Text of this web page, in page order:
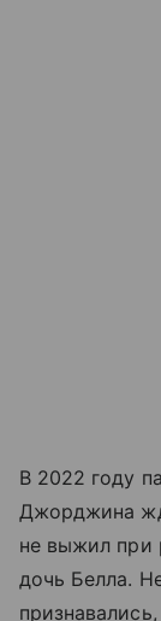
В 2022 году
Джорджина
не выжил при
дочь Белла.